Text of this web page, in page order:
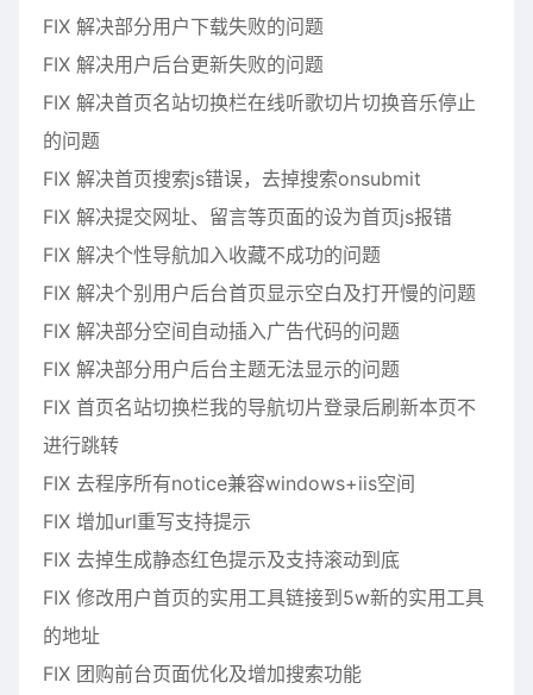
FIX 解决部分用户下载失败的问题
FIX 解决用户后台更新失败的问题
FIX 解决首页名站切换栏在线听歌切片切换音乐停止
的问题
FIX 解决首页搜索js错误，去掉搜索onsubmit
FIX 解决提交网址、留言等页面的设为首页js报错
FIX 解决个性导航加入收藏不成功的问题
FIX 解决个别用户后台首页显示空白及打开慢的问题
FIX 解决部分空间自动插入广告代码的问题
FIX 解决部分用户后台主题无法显示的问题
FIX 首页名站切换栏我的导航切片登录后刷新本页不
进行跳转
FIX 去程序所有notice兼容windows+iis空间
FIX 增加url重写支持提示
FIX 去掉生成静态红色提示及支持滚动到底
FIX 修改用户首页的实用工具链接到5w新的实用工具
的地址
FIX 团购前台页面优化及增加搜索功能